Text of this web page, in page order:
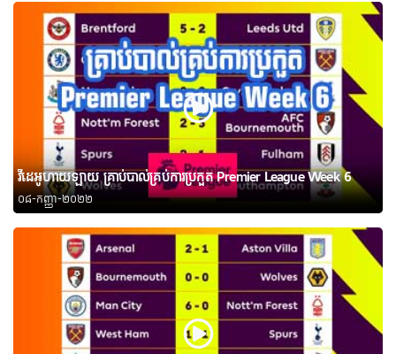
វីដេអូហាយឡាយ គ្រាប់បាល់គ្រប់ការប្រកួត Premier League Week 6
០៨-កញ្ញា-២០២២